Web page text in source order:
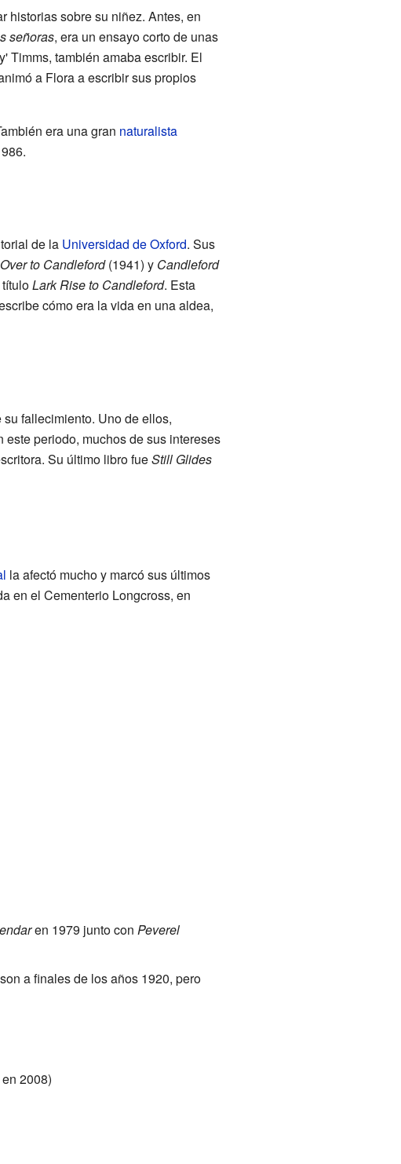
historias sobre su niñez. Antes, en
señoras, era un ensayo corto de unas
Timms, también amaba escribir. El
a Flora a escribir sus propios
era una gran naturalista
de la Universidad de Oxford. Sus
Over to Candleford(1941) y Candleford
Lark Rise to Candleford. Esta
cómo era la vida en una aldea,
fallecimiento. Uno de ellos,
periodo, muchos de sus intereses
Su último libro fueStill Glides
la afectó mucho y marcó sus últimos
en el Cementerio Longcross, en
en 1979 junto con Peverel
a finales de los años 1920, pero
2008)